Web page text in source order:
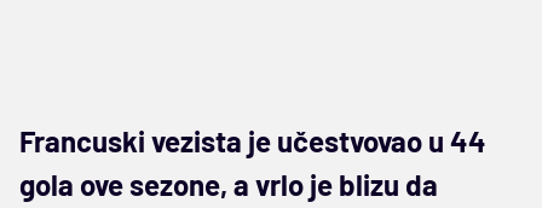
Francuski vezista je učestvovao u 44
gola ove sezone, a vrlo je blizu da